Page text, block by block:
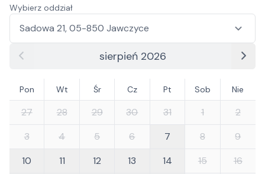
Wybierz oddział
sierpień 2026
Pon Wt Śr Cz Pt Sob Nie
27 28 29 30 31 1
2
3
4 5 6 7 8
9
10
11 12 13 14 15
16